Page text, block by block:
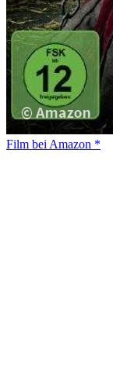
Film bei Amazon *